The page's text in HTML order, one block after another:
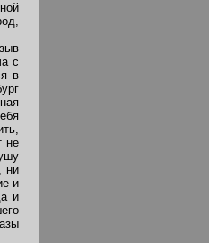
с
в
не
ни
и
и